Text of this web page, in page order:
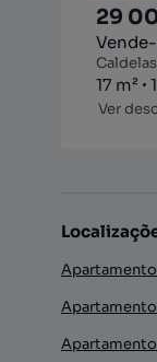
29
Zona
17 m²
Preço
Andar
Ver